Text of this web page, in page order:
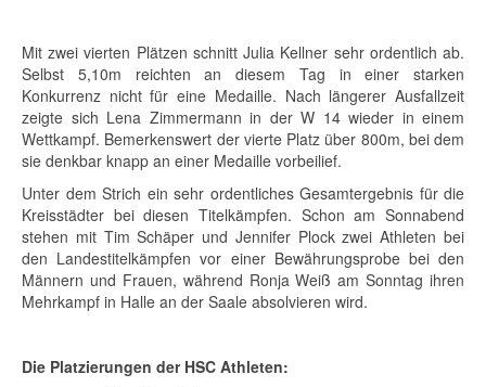
Mit zwei vierten Plätzen schnitt Julia Kellner sehr ordentlich ab.
Selbst 5,10m reichten an diesem Tag in einer starken
Konkurrenz nicht für eine Medaille. Nach längerer Ausfallzeit
zeigte sich Lena Zimmermann in der W 14 wieder in einem
Wettkampf. Bemerkenswert der vierte Platz über 800m, bei dem
sie denkbar knapp an einer Medaille vorbeilief.
Unter dem Strich ein sehr ordentliches Gesamtergebnis für die
Kreisstädter bei diesen Titelkämpfen. Schon am Sonnabend
stehen mit Tim Schäper und Jennifer Plock zwei Athleten bei
den Landestitelkämpfen vor einer Bewährungsprobe bei den
Männern und Frauen, während Ronja Weiß am Sonntag ihren
Mehrkampf in Halle an der Saale absolvieren wird.
Die Platzierungen der HSC Athleten: